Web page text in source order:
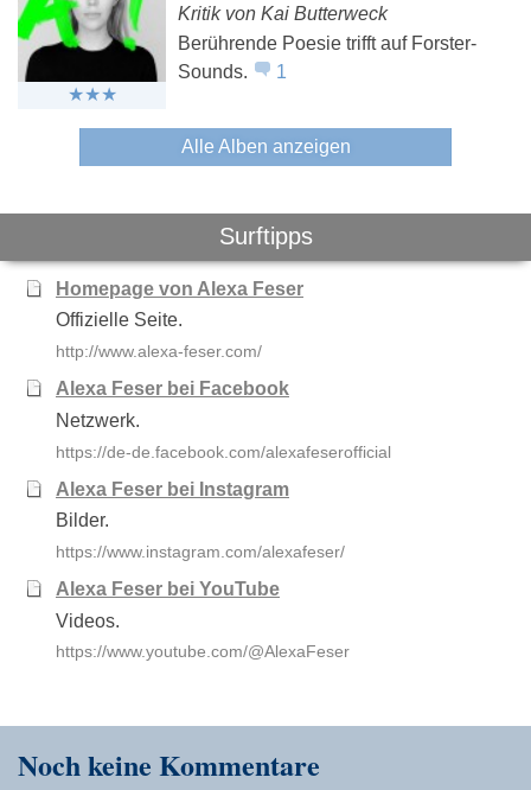
Kritik von Kai Butterweck
Berührende Poesie trifft auf Forster-
Sounds.
1
Alle Alben anzeigen
Surftipps
Homepage von Alexa Feser
Offizielle Seite.
http://www.alexa-feser.com/
Alexa Feser bei Facebook
Netzwerk.
https://de-de.facebook.com/alexafeserofficial
Alexa Feser bei Instagram
Bilder.
https://www.instagram.com/alexafeser/
Alexa Feser bei YouTube
Videos.
https://www.youtube.com/@AlexaFeser
Noch keine Kommentare